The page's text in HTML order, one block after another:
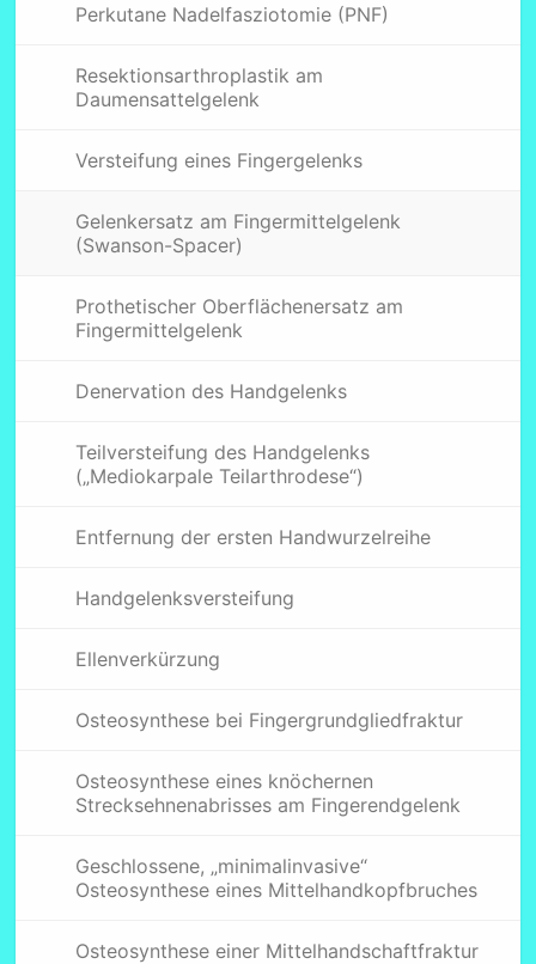
Perkutane Nadelfasziotomie (PNF)
Resektionsarthroplastik am
Daumensattelgelenk
Versteifung eines Fingergelenks
Gelenkersatz am Fingermittelgelenk
(Swanson-Spacer)
Prothetischer Oberflächenersatz am
Fingermittelgelenk
Denervation des Handgelenks
Teilversteifung des Handgelenks
(„Mediokarpale Teilarthrodese“)
Entfernung der ersten Handwurzelreihe
Handgelenksversteifung
Ellenverkürzung
Osteosynthese bei Fingergrundgliedfraktur
Osteosynthese eines knöchernen
Strecksehnenabrisses am Fingerendgelenk
Geschlossene, „minimalinvasive“
Osteosynthese eines Mittelhandkopfbruches
Osteosynthese einer Mittelhandschaftfraktur